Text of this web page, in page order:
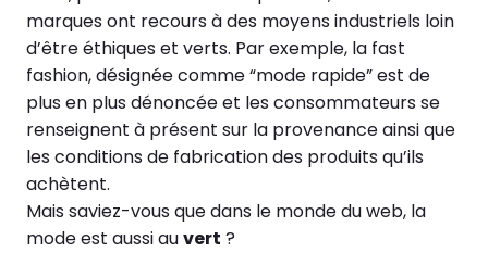
marques ont recours à des moyens industriels loin
d’être éthiques et verts. Par exemple, la fast
fashion, désignée comme “mode rapide” est de
plus en plus dénoncée et les consommateurs se
renseignent à présent sur la provenance ainsi que
les conditions de fabrication des produits qu’ils
achètent.
Mais saviez-vous que dans le monde du web, la
mode est aussi auvert ?